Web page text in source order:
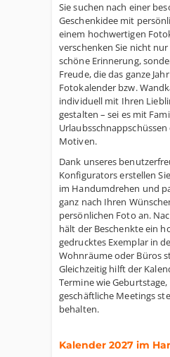
Sie suchen nach einer
Geschenkidee mit
einem hochwertigen
verschenken Sie nicht
schöne Erinnerung,
Freude, die das ganze
Fotokalender bzw.
individuell mit Ihren
gestalten – sei es mit
Motiven.
Dank unseres
Konfigurators erstellen
im Handumdrehen und
ganz nach Ihren
persönlichen Foto an.
hält der Beschenkte ein
gedrucktes Exemplar in
Wohnräume oder Büros
Gleichzeitig hilft der
Termine wie
geschäftliche Meetings
behalten.
Kalender 2027 im